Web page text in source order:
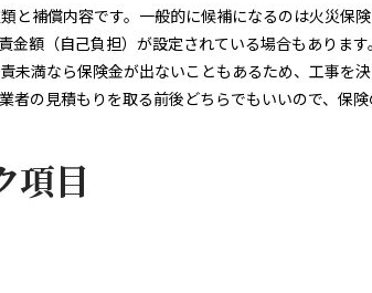
補償内容です。一般的に候補になるのは火災保
額（自己負担）が設定されている場合もありま
満なら保険金が出ないこともあるため、工事を
の見積もりを取る前後どちらでもいいので、保
項目